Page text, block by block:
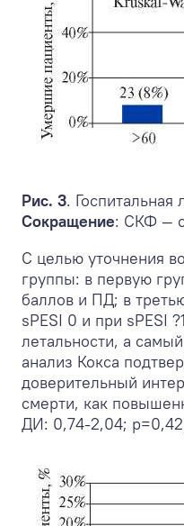
Рис. 3.
Сокращение: СКФ —
С целью уточнения
группы: в первую
баллов и ПД; в
sPESI 0 и при sPESI
летальности, а
анализ Кокса
доверительный
смерти, как
ДИ: 0,74-2,04;